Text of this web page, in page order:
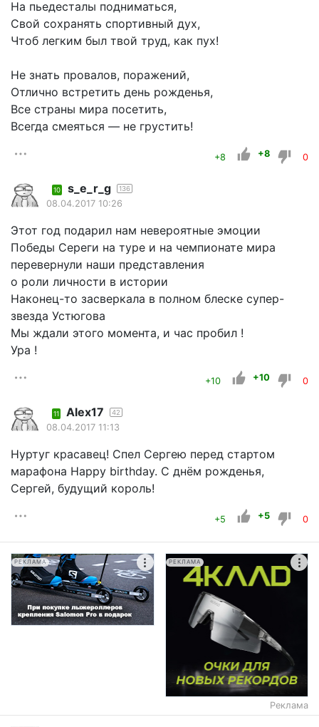
На пьедесталы подниматься,
Свой сохранять спортивный дух,
Чтоб легким был твой труд, как пух!
Не знать провалов, поражений,
Отлично встретить день рожденья,
Все страны мира посетить,
Всегда смеяться — не грустить!
+8 +8 0
10 s_e_r_g 136
08.04.2017 10:26
Этот год подарил нам невероятные эмоции
Победы Сереги на туре и на чемпионате мира
перевернули наши представления
о роли личности в истории
Наконец-то засверкала в полном блеске супер-
звезда Устюгова
Мы ждали этого момента, и час пробил !
Ура !
+10 +10 0
11 Alex17 42
08.04.2017 11:13
Нуртуг красавец! Спел Сергею перед стартом
марафона Happy birthday. С днём рожденья,
Сергей, будущий король!
+5 +5 0
РЕКЛАМА РЕКЛАМА
Реклама